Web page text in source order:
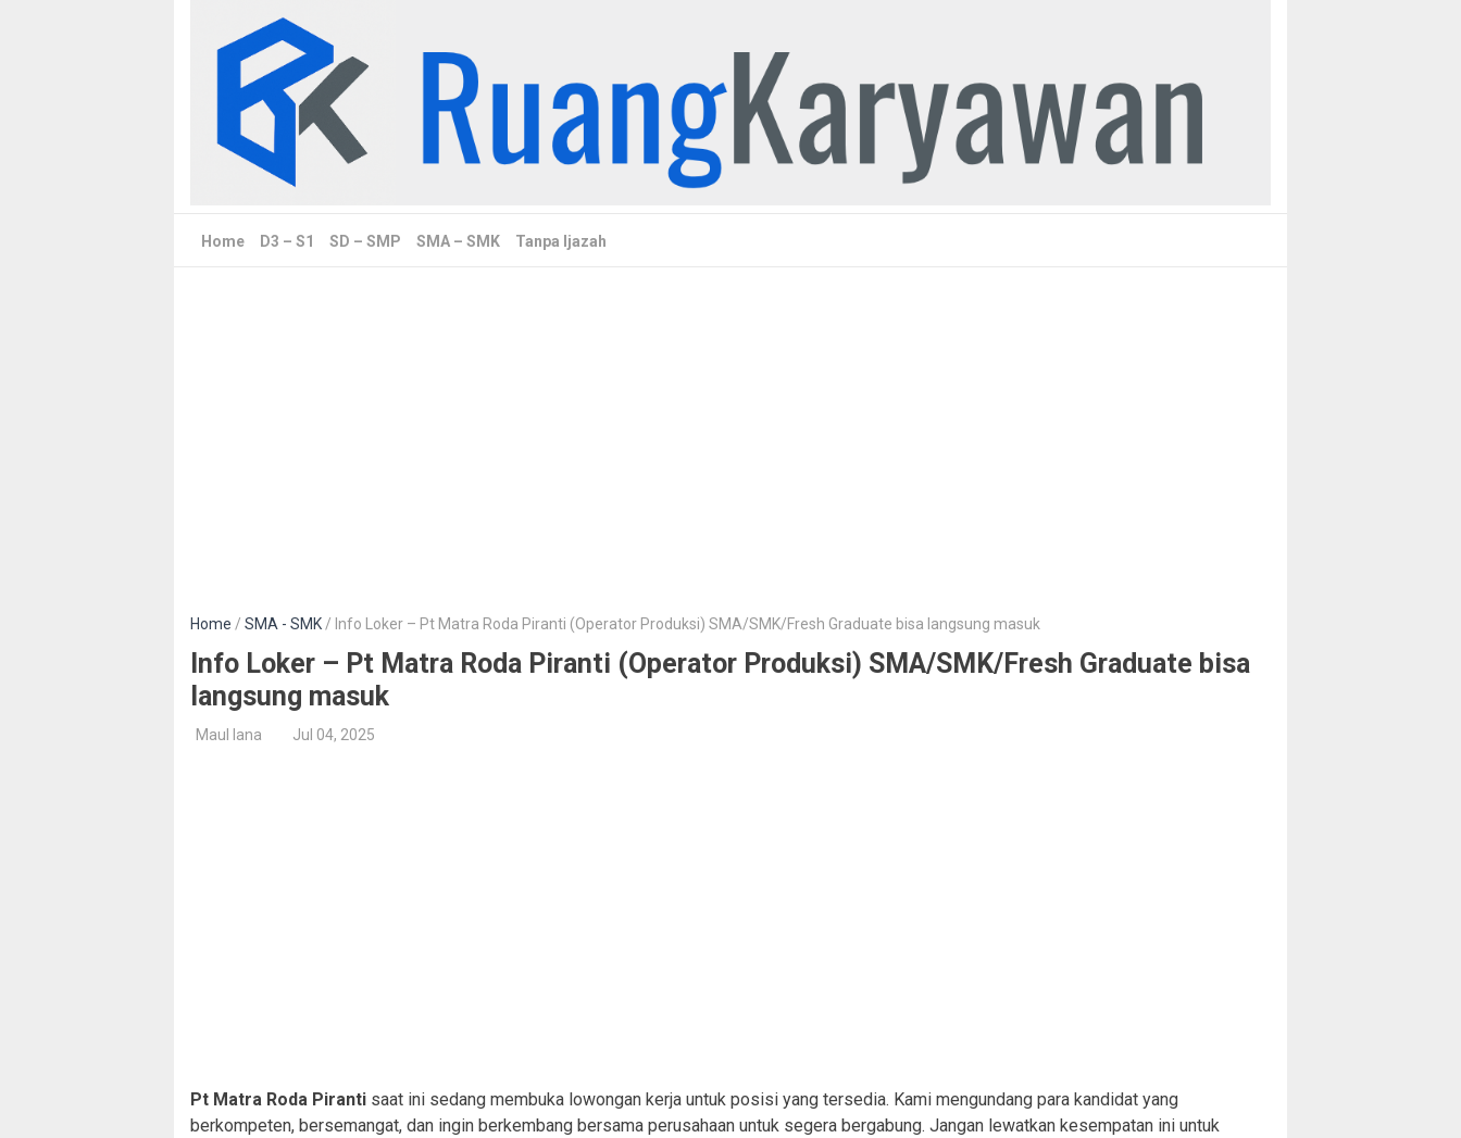
Home D3 – S1 SD – SMP SMA – SMK Tanpa Ijazah
Home / SMA - SMK/ Info Loker – Pt Matra Roda Piranti (Operator Produksi) SMA/SMK/Fresh Graduate bisa langsung masuk
Info Loker – Pt Matra Roda Piranti (Operator Produksi) SMA/SMK/Fresh Graduate bisa
langsung masuk
Maul lana Jul 04, 2025
Pt Matra Roda Piranti saat ini sedang membuka lowongan kerja untuk posisi yang tersedia. Kami mengundang para kandidat yang
berkompeten, bersemangat, dan ingin berkembang bersama perusahaan untuk segera bergabung. Jangan lewatkan kesempatan ini untuk